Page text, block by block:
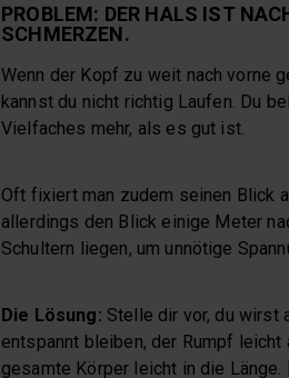
PROBLEM: DER HALS IST
SCHMERZEN.
Wenn der Kopf zu weit nach vorne
kannst du nicht richtig Laufen. Du
Vielfaches mehr, als es gut ist.
Oft fixiert man zudem seinen Blick
allerdings den Blick einige Meter
Schultern liegen, um unnötige
Die Lösung: Stelle dir vor, du wirst
entspannt bleiben, der Rumpf
gesamte Körper leicht in die